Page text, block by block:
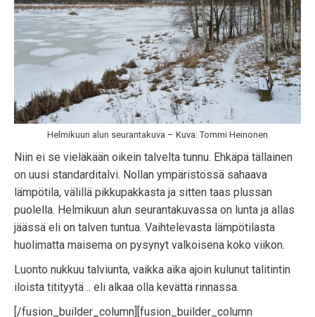
Helmikuun alun seurantakuva – Kuva: Tommi Heinonen
Niin ei se vieläkään oikein talvelta tunnu. Ehkäpä tällainen
on uusi standarditalvi. Nollan ympäristössä sahaava
lämpötila, välillä pikkupakkasta ja sitten taas plussan
puolella. Helmikuun alun seurantakuvassa on lunta ja allas
jäässä eli on talven tuntua. Vaihtelevasta lämpötilasta
huolimatta maisema on pysynyt valkoisena koko viikon.
Luonto nukkuu talviunta, vaikka aika ajoin kulunut talitintin
iloista titityytä .. eli alkaa olla kevättä rinnassa.
[/fusion_builder_column][fusion_builder_column